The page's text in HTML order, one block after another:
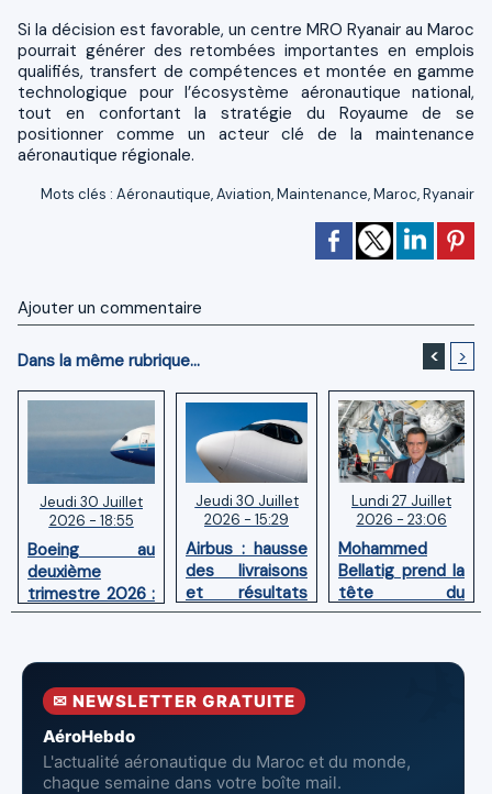
Si la décision est favorable, un centre MRO Ryanair au Maroc
pourrait générer des retombées importantes en emplois
qualifiés, transfert de compétences et montée en gamme
technologique pour l’écosystème aéronautique national,
tout en confortant la stratégie du Royaume de se
positionner comme un acteur clé de la maintenance
aéronautique régionale.
Mots clés : Aéronautique,Aviation,Maintenance,Maroc,Ryanair
Ajouter un commentaire
Dans la même rubrique... < >
Jeudi 30 Juillet
2026 - 18:55
Boeing au
deuxième
trimestre 2026 :
Chiffre d'affaires
pertes nettes
réduites
Jeudi 30 Juillet
2026 - 15:29
Airbus : hausse
des livraisons
et résultats
financiers
premier
Lundi 27 Juillet
2026 - 23:06
Mohammed
Bellatig prend la
tête du
Groupement
Marocaines
✉ NEWSLETTER GRATUITE
AéroHebdo
L'actualité aéronautique du Maroc et du monde,
chaque semaine dans votre boîte mail.